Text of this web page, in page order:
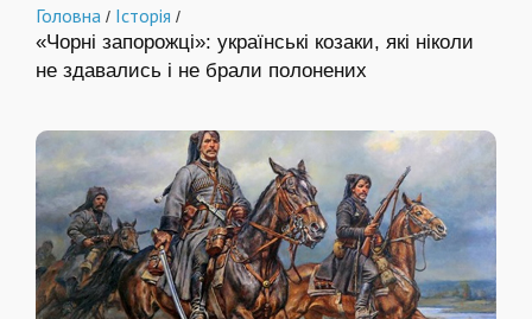
Головна / Історія /
«Чорні запорожці»: українські козаки, які ніколи
не здавались і не брали полонених